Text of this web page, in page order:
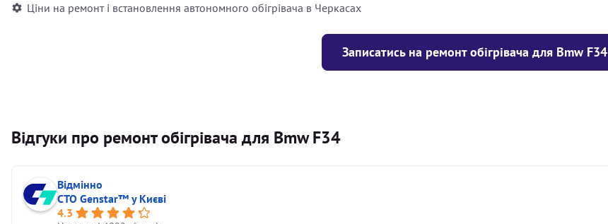
Ціни на ремонт і встановлення автономного обігрівача в Черкасах
Записатись на ремонт обігрівача для Bmw F34
Відгуки про ремонт обігрівача для Bmw F34
Відмінно
СТО Genstar™ у Києві
4.3